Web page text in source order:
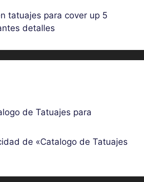
tatuajes para cover up 5
detalles
de Tatuajes para
de «Catalogo de Tatuajes